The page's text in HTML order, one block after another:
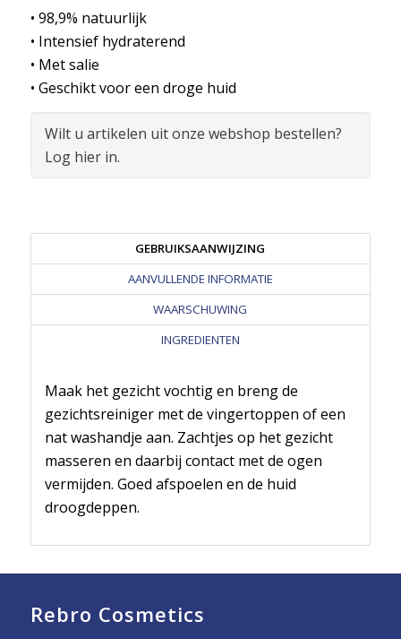
• 98,9% natuurlijk
• Intensief hydraterend
• Met salie
• Geschikt voor een droge huid
Wilt u artikelen uit onze webshop bestellen?
Log hier in.
GEBRUIKSAANWIJZING
AANVULLENDE INFORMATIE
WAARSCHUWING
INGREDIENTEN
Maak het gezicht vochtig en breng de
gezichtsreiniger met de vingertoppen of een
nat washandje aan. Zachtjes op het gezicht
masseren en daarbij contact met de ogen
vermijden. Goed afspoelen en de huid
droogdeppen.
Rebro Cosmetics